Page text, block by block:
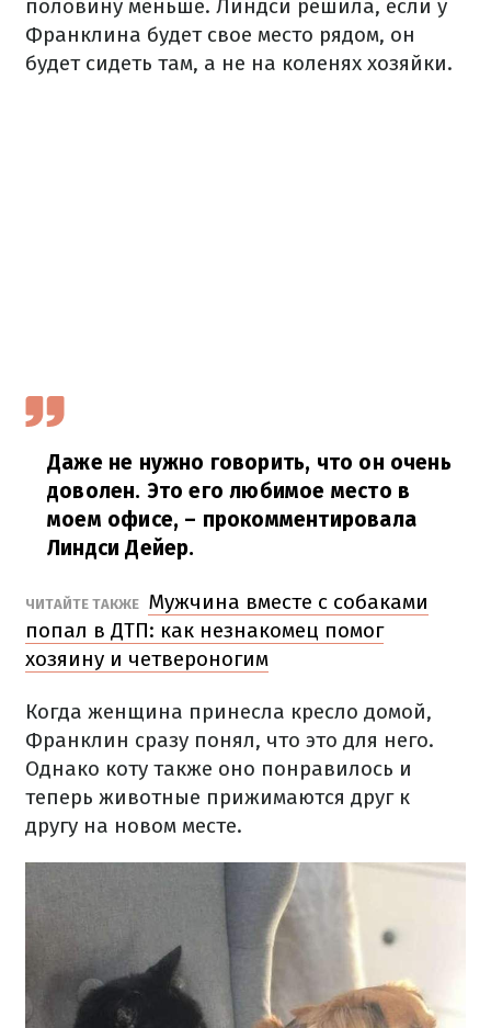
половину меньше. Линдси решила, если у
Франклина будет свое место рядом, он
будет сидеть там, а не на коленях хозяйки.
Даже не нужно говорить, что он очень
доволен. Это его любимое место в
моем офисе, – прокомментировала
Линдси Дейер.
ЧИТАЙТЕ ТАКЖЕ Мужчина вместе с собаками
попал в ДТП: как незнакомец помог
хозяину и четвероногим
Когда женщина принесла кресло домой,
Франклин сразу понял, что это для него.
Однако коту также оно понравилось и
теперь животные прижимаются друг к
другу на новом месте.